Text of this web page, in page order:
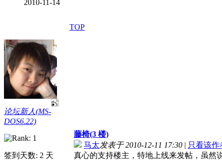
2010-11-14
TOP
论坛新人(MS-
DOS6.22)
签到天数: 2 天
藤椅(3 楼)
马太发表于 2010-12-11 17:30 | 只看该作
真心的支持楼主，特地上线来发帖，虽然